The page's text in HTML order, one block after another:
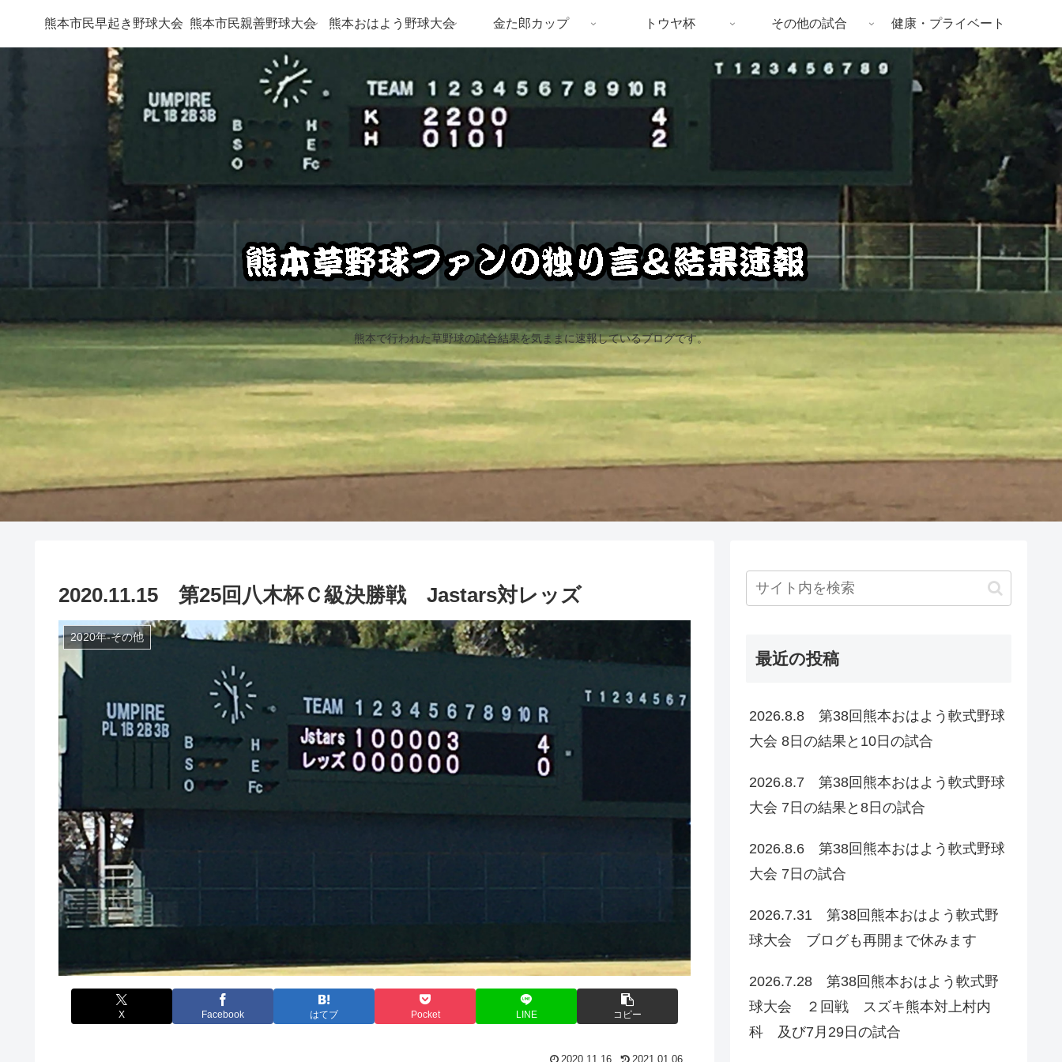
熊本で行われた草野球の試合結果を気ままに速報しているブログです。
熊本市民早起き野球大会 熊本市民親善野球大会 熊本おはよう野球大会 金た郎カップ トウヤ杯 その他の試合 健康・プライベート
2020.11.15 第25回八木杯Ｃ級決勝戦 Jastars対レッズ
2020年-その他
X Facebook はてブ Pocket LINE コピー
2020.11.16 2021.01.06
最近の投稿
2026.8.8 第38回熊本おはよう軟式野球
大会 8日の結果と10日の試合
2026.8.7 第38回熊本おはよう軟式野球
大会 7日の結果と8日の試合
2026.8.6 第38回熊本おはよう軟式野球
大会 7日の試合
2026.7.31 第38回熊本おはよう軟式野
球大会 ブログも再開まで休みます
2026.7.28 第38回熊本おはよう軟式野
球大会 ２回戦 スズキ熊本対上村内
科 及び7月29日の試合